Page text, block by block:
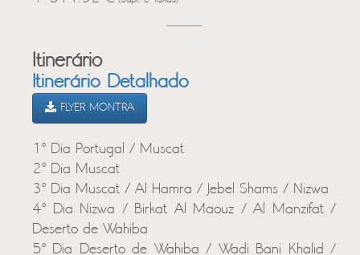
Itinerário
Itinerário Detalhado
FLYER MONTRA
1º Dia Portugal / Muscat
2º Dia Muscat
3º Dia Muscat / Al Hamra / Jebel Shams / Nizwa
4º Dia Nizwa / Birkat Al Maouz / Al Manzifat /
Deserto de Wahiba
5º Dia Deserto de Wahiba / Wadi Bani Khalid /